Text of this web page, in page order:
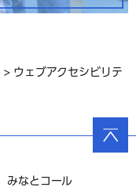
> ウェブアクセシビリテ
みなとコール
ページ
の先頭